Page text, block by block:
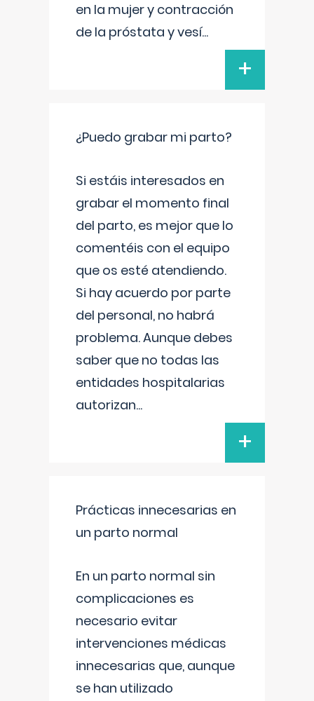
en la mujer y contracción
de la próstata y vesí...
+
¿Puedo grabar mi parto?
Si estáis interesados en
grabar el momento final
del parto, es mejor que lo
comentéis con el equipo
que os esté atendiendo.
Si hay acuerdo por parte
del personal, no habrá
problema. Aunque debes
saber que no todas las
entidades hospitalarias
autorizan...
+
Prácticas innecesarias en
un parto normal
En un parto normal sin
complicaciones es
necesario evitar
intervenciones médicas
innecesarias que, aunque
se han utilizado